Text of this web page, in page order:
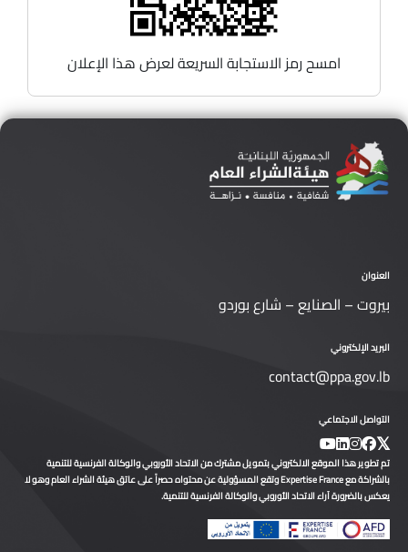
امسح رمز الاستجابة السريعة لعرض هذا الإعلان
العنوان
بيروت – الصنايع – شارع بوردو
البريد الإلكتروني
contact@ppa.gov.lb
التواصل الاجتماعي
تم تطوير هذا الموقع الالكتروني بتمويل مشترك من الاتحاد الأوروبي والوكالة الفرنسية للتنمية
بالشراكة مع Expertise France وتقع المسؤولية عن محتواه حصراً على عاتق هيئة الشراء العام وهو لا
يعكس بالضرورة آراء الاتحاد الأوروبي والوكالة الفرنسية للتنمية.